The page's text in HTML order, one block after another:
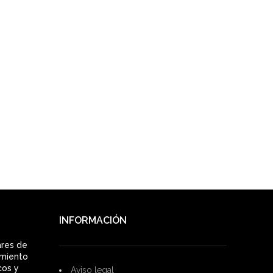
de
y
INFORMACIÓN
Aviso legal